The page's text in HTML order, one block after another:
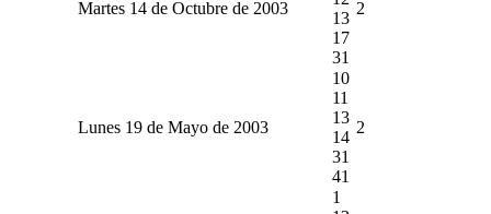
Martes 14 de Octubre de 2003
13
17
31
2
Lunes 19 de Mayo de 2003
10
11
13
14
31
41
2
1